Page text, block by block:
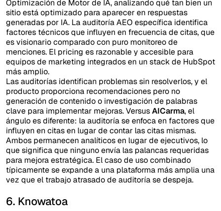
Optimización de Motor de IA, analizando qué tan bien un
sitio está optimizado para aparecer en respuestas
generadas por IA. La auditoría AEO específica identifica
factores técnicos que influyen en frecuencia de citas, que
es visionario comparado con puro monitoreo de
menciones. El pricing es razonable y accesible para
equipos de marketing integrados en un stack de HubSpot
más amplio.
Las auditorías identifican problemas sin resolverlos, y el
producto proporciona recomendaciones pero no
generación de contenido o investigación de palabras
clave para implementar mejoras. VersusAICarma, el
ángulo es diferente: la auditoría se enfoca en factores que
influyen en citas en lugar de contar las citas mismas.
Ambos permanecen analíticos en lugar de ejecutivos, lo
que significa que ninguno envía las palancas requeridas
para mejora estratégica. El caso de uso combinado
típicamente se expande a una plataforma más amplia una
vez que el trabajo atrasado de auditoría se despeja.
6. Knowatoa